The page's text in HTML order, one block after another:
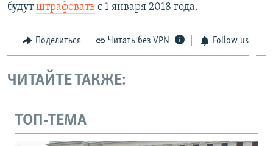
будутштрафовать с 1 января 2018 года.
Поделиться Читать без VPN Follow us
ЧИТАЙТЕ ТАКЖЕ:
ТОП-ТЕМА